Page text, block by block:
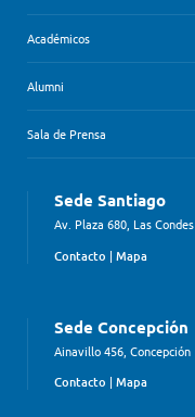
Académicos
Alumni
Sala de Prensa
Sede Santiago
Av. Plaza 680, Las Condes
Contacto | Mapa
Sede Concepción
Ainavillo 456, Concepción
Contacto | Mapa